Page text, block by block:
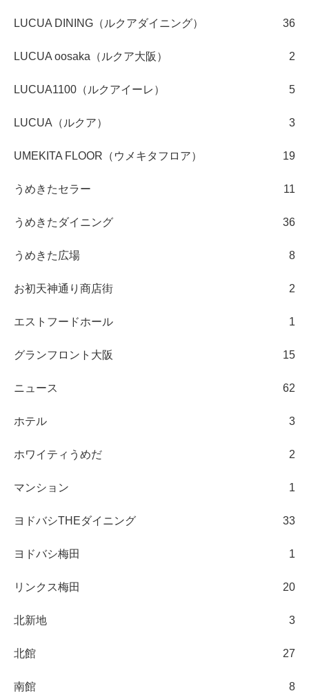
LUCUA DINING（ルクアダイニング） 36
LUCUA oosaka（ルクア大阪） 2
LUCUA1100（ルクアイーレ） 5
LUCUA（ルクア） 3
UMEKITA FLOOR（ウメキタフロア） 19
うめきたセラー 11
うめきたダイニング 36
うめきた広場 8
お初天神通り商店街 2
エストフードホール 1
グランフロント大阪 15
ニュース 62
ホテル 3
ホワイティうめだ 2
マンション 1
ヨドバシTHEダイニング 33
ヨドバシ梅田 1
リンクス梅田 20
北新地 3
北館 27
南館 8